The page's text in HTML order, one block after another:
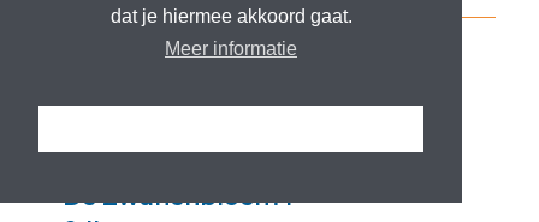
dat je hiermee akkoord gaat.
Meer informatie